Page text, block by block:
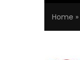
Home »